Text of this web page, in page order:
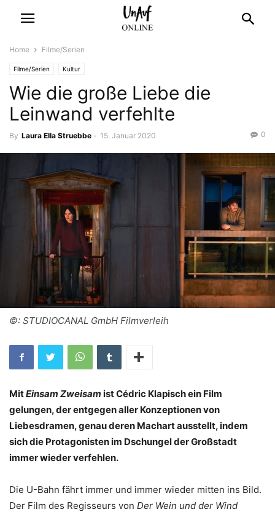
Home Filme/Serien
Filme/Serien Kultur
Wie die große Liebe die
Leinwand verfehlte
By Laura Ella Struebbe - 15. Januar 2020 0
©: STUDIOCANAL GmbH Filmverleih
MitEinsam Zweisam ist Cédric Klapisch ein Film
gelungen, der entgegen aller Konzeptionen von
Liebesdramen, genau deren Machart ausstellt, indem
sich die Protagonisten im Dschungel der Großstadt
immer wieder verfehlen.
Die U-Bahn fährt immer und immer wieder mitten ins Bild.
Der Film des Regisseurs von Der Wein und der Wind